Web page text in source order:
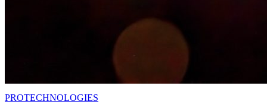
PROTECHNOLOGIES